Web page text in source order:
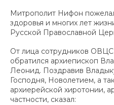
Митрополит Нифон
здоровья и многих лет
Русской Православной
От лица сотрудников
обратился архиепископ
Леонид. Поздравив
Господня, Новолетием, а
архиерейской хиротонии,
частности, сказал: